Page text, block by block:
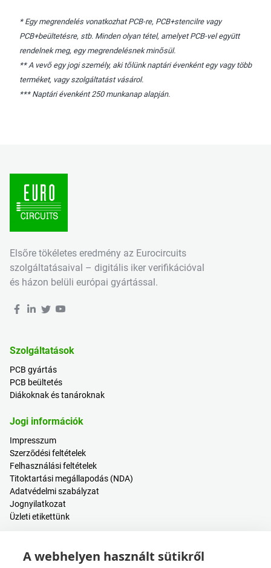
* Egy megrendelés vonatkozhat PCB-re, PCB+stencilre vagy
PCB+beültetésre, stb. Minden olyan tétel, amelyet PCB-vel együtt
rendelnek meg, egy megrendelésnek minősül.
** A vevő egy jogi személy, aki tőlünk naptári évenként egy vagy több
terméket, vagy szolgáltatást vásárol.
*** Naptári évenként 250 munkanap alapján.
Elsőre tökéletes eredmény az Eurocircuits
szolgáltatásaival – digitális iker verifikációval
és házon belüli európai gyártással.
Szolgáltatások
PCB gyártás
PCB beültetés
Diákoknak és tanároknak
Jogi információk
Impresszum
Szerződési feltételek
Felhasználási feltételek
Titoktartási megállapodás (NDA)
Adatvédelmi szabályzat
Jognyilatkozat
Üzleti etikettünk
Árkalkulátor
A webhelyen használt sütikről